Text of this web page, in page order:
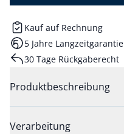
Kauf auf Rechnung
5 Jahre Langzeitgarantie
30 Tage Rückgaberecht
Produktbeschreibung
Verarbeitung